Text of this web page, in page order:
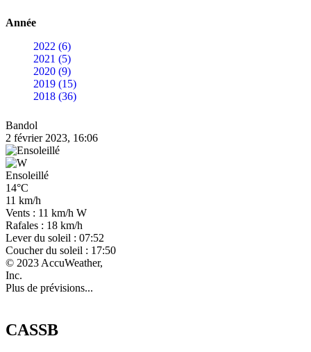
Année
2022 (6)
2021 (5)
2020 (9)
2019 (15)
2018 (36)
Bandol
2 février 2023, 16:06
Ensoleillé
14°C
11 km/h
Vents : 11 km/h W
Rafales : 18 km/h
Lever du soleil : 07:52
Coucher du soleil : 17:50
© 2023 AccuWeather,
Inc.
Plus de prévisions...
CASSB